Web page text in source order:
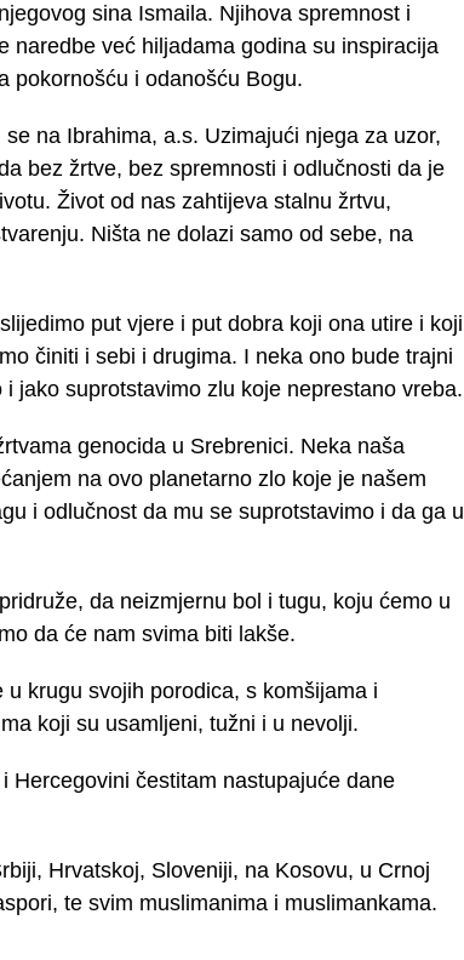
sina Ismaila. Njihova spremnost i
naredbe već hiljadama godina su inspiracija
pokornošću i odanošću Bogu.
na Ibrahima, a.s. Uzimajući njega za uzor,
bez žrtve, bez spremnosti i odlučnosti da je
Život od nas zahtijeva stalnu žrtvu,
Ništa ne dolazi samo od sebe, na
put vjere i put dobra koji ona utire i koji
činiti i sebi i drugima. I neka ono bude trajni
jako suprotstavimo zlu koje neprestano vreba.
genocida u Srebrenici. Neka naša
na ovo planetarno zlo koje je našem
i odlučnost da mu se suprotstavimo i da ga u
da neizmjernu bol i tugu, koju ćemo u
da će nam svima biti lakše.
krugu svojih porodica, s komšijama i
koji su usamljeni, tužni i u nevolji.
Hercegovini čestitam nastupajuće dane
Hrvatskoj, Sloveniji, na Kosovu, u Crnoj
te svim muslimanima i muslimankama.